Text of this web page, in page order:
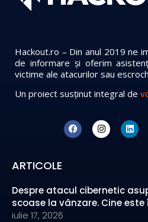
Hackout.ro – Din anul 2019 ne
de informare și oferim
victime ale atacurilor sau
Un proiect susținut integral de
ARTICOLE
Despre atacul cibernetic
scoase la vânzare. Cine
iulie 17, 2026